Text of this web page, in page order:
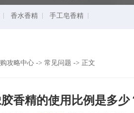
香水香精 手工皂香精
攻略中心 -> 常见问题 -> 正文
香精的使用比例是多